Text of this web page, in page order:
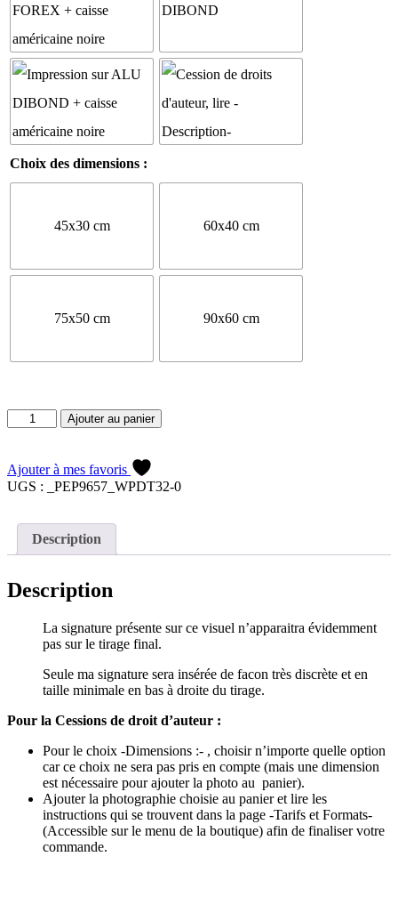
Choix des dimensions :
45x30 cm 60x40 cm
75x50 cm 90x60 cm
quantité
de
des
Landes
Ajouter au panier
Ajouter à mes favoris
UGS :
_PEP9657_WPDT32-0
Description
Description
La signature présente sur ce visuel n’apparaitra évidemment
pas sur le tirage final.
Seule ma signature sera insérée de facon très discrète et en
taille minimale en bas à droite du tirage.
Pour la Cessions de droit d’auteur :
Pour le choix -Dimensions :- , choisir n’importe quelle option
car ce choix ne sera pas pris en compte (mais une dimension
est nécessaire pour ajouter la photo au panier).
Ajouter la photographie choisie au panier et lire les
instructions qui se trouvent dans la page -Tarifs et Formats-
(Accessible sur le menu de la boutique) afin de finaliser votre
commande.